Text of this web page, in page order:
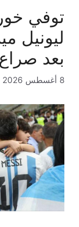
توفي
بعد
8 أغسطس 2026